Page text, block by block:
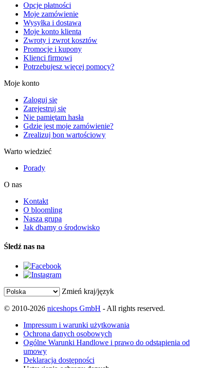
Opcje płatności
Moje zamówienie
Wysyłka i dostawa
Moje konto klienta
Zwroty i zwrot kosztów
Promocje i kupony
Klienci firmowi
Potrzebujesz więcej pomocy?
Moje konto
Zaloguj się
Zarejestruj się
Nie pamiętam hasła
Gdzie jest moje zamówienie?
Zrealizuj bon wartościowy
Warto wiedzieć
Porady
O nas
Kontakt
O bloomling
Nasza grupa
Jak dbamy o środowisko
Śledź nas na
Zmień kraj/język
© 2010-2026 niceshops GmbH - All rights reserved.
Impressum i warunki użytkowania
Ochrona danych osobowych
Ogólne Warunki Handlowe i prawo do odstąpienia od
umowy
Deklaracja dostępności